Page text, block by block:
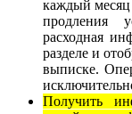
каждый месяц
продления
расходная
разделе и
выписке.
Получить